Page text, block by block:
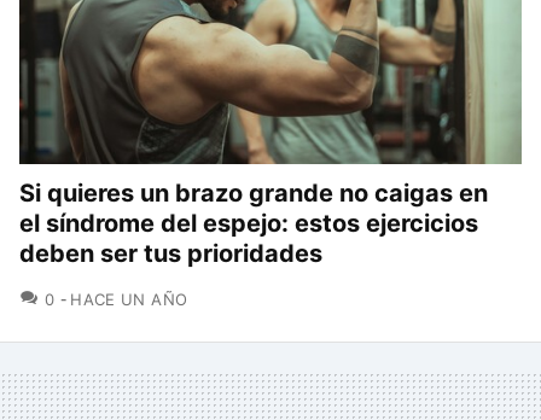
Si quieres un brazo grande no caigas en
el síndrome del espejo: estos ejercicios
deben ser tus prioridades
0 COMENTARIOS
HACE UN AÑO